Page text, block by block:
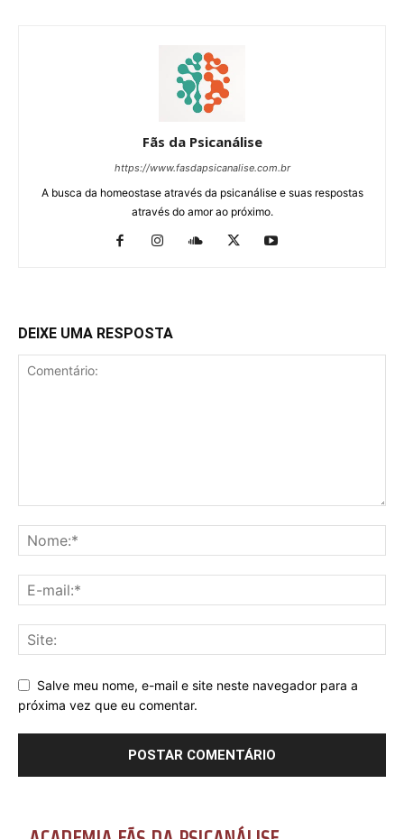
Fãs da Psicanálise
https://www.fasdapsicanalise.com.br
A busca da homeostase através da psicanálise e suas respostas
através do amor ao próximo.
DEIXE UMA RESPOSTA
Salve meu nome, e-mail e site neste navegador para a
próxima vez que eu comentar.